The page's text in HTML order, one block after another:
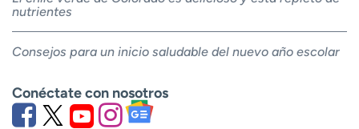
nutrientes
Consejos para un inicio saludable del nuevo año escolar
Conéctate con nosotros